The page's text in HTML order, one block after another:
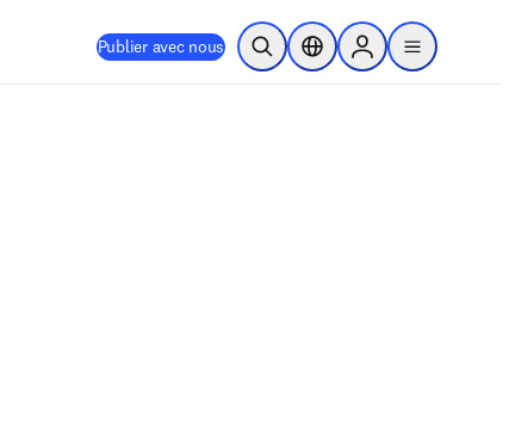
Publier avec nous Ouvrir la recherche
Sélecteur de localisation
Sign in to products
menu